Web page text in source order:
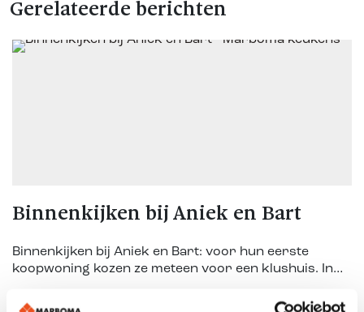
Gerelateerde berichten
Binnenkijken bij Aniek en Bart
Binnenkijken bij Aniek en Bart: voor hun eerste
koopwoning kozen ze meteen voor een klushuis. In
hun complete woning.